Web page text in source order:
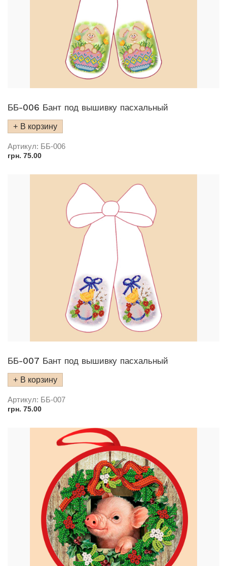
ББ-006 Бант под вышивку пасхальный
В корзину
Артикул: ББ-006
грн. 75.00
ББ-007 Бант под вышивку пасхальный
В корзину
Артикул: ББ-007
грн. 75.00